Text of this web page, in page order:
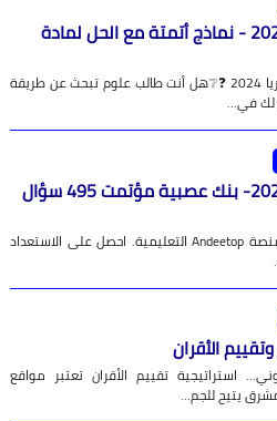
بكالوريا علوم 2024 - نماذج أتمتة مع الحل لمادة
نماذج أتمتة شاملة لمادة العلوم بكالوريا 2024 ❓❔هل أنت طالب علوم تبحث عن طريقة
لك في…
علوم بكالوريا 2024- بنك عصبية مؤتمت 495 سؤال
نماذج علوم بكالوريا سوريا باستخدام منصة Andeetop التعليمية. احصل على الاستعداد
الأقران
استراتيجية تقييم الأقران تعتبر مواقع
يتيح للجم…